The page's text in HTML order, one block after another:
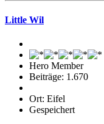
Little Wil
Hero Member
Beiträge: 1.670
Ort: Eifel
Gespeichert